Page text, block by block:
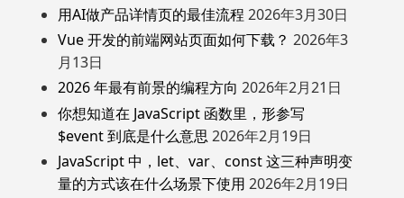
用AI做产品详情页的最佳流程 2026年3月30日
Vue 开发的前端网站页面如何下载？ 2026年3
月13日
2026 年最有前景的编程方向 2026年2月21日
你想知道在 JavaScript 函数里，形参写
$event 到底是什么意思 2026年2月19日
JavaScript 中，let、var、const 这三种声明变
量的方式该在什么场景下使用 2026年2月19日